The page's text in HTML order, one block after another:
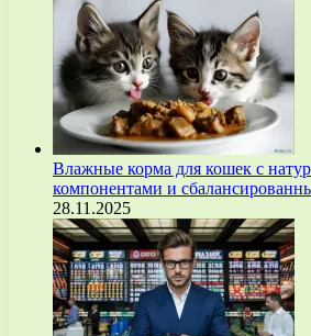
Влажные корма для кошек с
компонентами и
28.11.2025